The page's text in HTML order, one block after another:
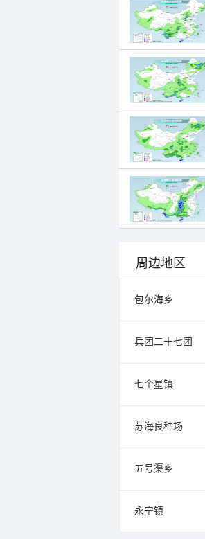
周边地区
包尔海乡
兵团二十七团
七个星镇
苏海良种场
五号渠乡
永宁镇